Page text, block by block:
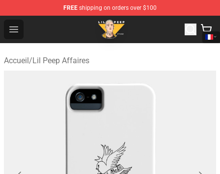
FREE shipping on orders over $100
Open menu
Lil Peep Store - Official Lil Peep Merchandise Shop
Accueil/Lil Peep Affaires